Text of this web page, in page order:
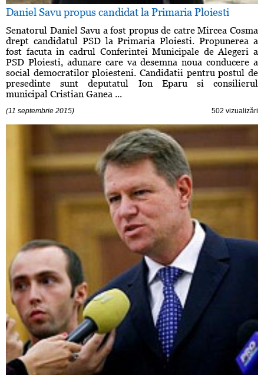
Daniel Savu propus candidat la Primaria Ploiesti
Senatorul Daniel Savu a fost propus de catre Mircea Cosma
drept candidatul PSD la Primaria Ploiesti. Propunerea a
fost facuta in cadrul Conferintei Municipale de Alegeri a
PSD Ploiesti, adunare care va desemna noua conducere a
social democratilor ploiesteni. Candidatii pentru postul de
presedinte sunt deputatul Ion Eparu si consilierul
municipal Cristian Ganea ...
(11 septembrie 2015) 502 vizualizări